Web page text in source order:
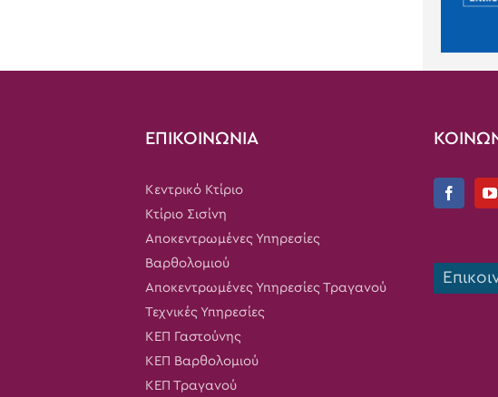
ΕΠΙΚΟΙΝΩΝΙΑ
Κεντρικό Κτίριο
Κτίριο Σισίνη
Αποκεντρωμένες Υπηρεσίες
Βαρθολομιού
Αποκεντρωμένες Υπηρεσίες Τραγανού
Τεχνικές Υπηρεσίες
ΚΕΠ Γαστούνης
ΚΕΠ Βαρθολομιού
ΚΕΠ Τραγανού